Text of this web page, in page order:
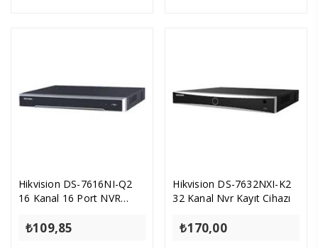
Hikvision DS-7616NI-Q2
16 Kanal 16 Port NVR
₺109,85
Hikvision DS-7632NXI-K2
32 Kanal Nvr Kayıt Cihazı
₺170,00